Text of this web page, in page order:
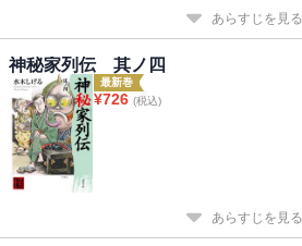
あらすじを見る
神秘家列伝 其ノ四
最新巻
¥726 (税込)
あらすじを見る